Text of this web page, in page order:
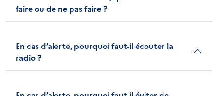
faire ou de ne pas faire ?
En cas d’alerte, pourquoi faut-il écouter la
radio ?